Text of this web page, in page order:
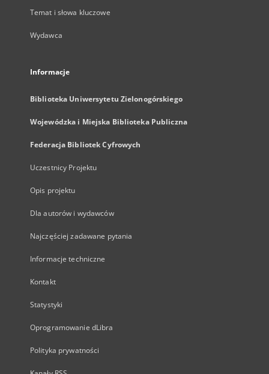
Temat i słowa kluczowe
Wydawca
Informacje
Biblioteka Uniwersytetu Zielonogórskiego
Wojewódzka i Miejska Biblioteka Publiczna
Federacja Bibliotek Cyfrowych
Uczestnicy Projektu
Opis projektu
Dla autorów i wydawców
Najczęściej zadawane pytania
Informacje techniczne
Kontakt
Statystyki
Oprogramowanie dLibra
Polityka prywatności